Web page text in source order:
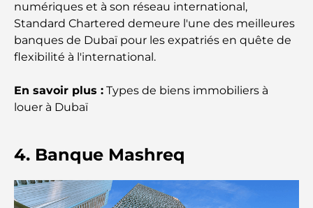
A Brief Guide to Buying Property in Dubai (2025-
26)
Guide des salles de sport de Damac Hills : Les
Hills et aux alentours
dynamique de Dubaï
numériques et à son réseau international,
Standard Chartered demeure l'une des meilleures
banques de Dubaï pour les expatriés en quête de
flexibilité à l'international.
En savoir plus : Types de biens immobiliers à
louer à Dubaï
4. Banque Mashreq